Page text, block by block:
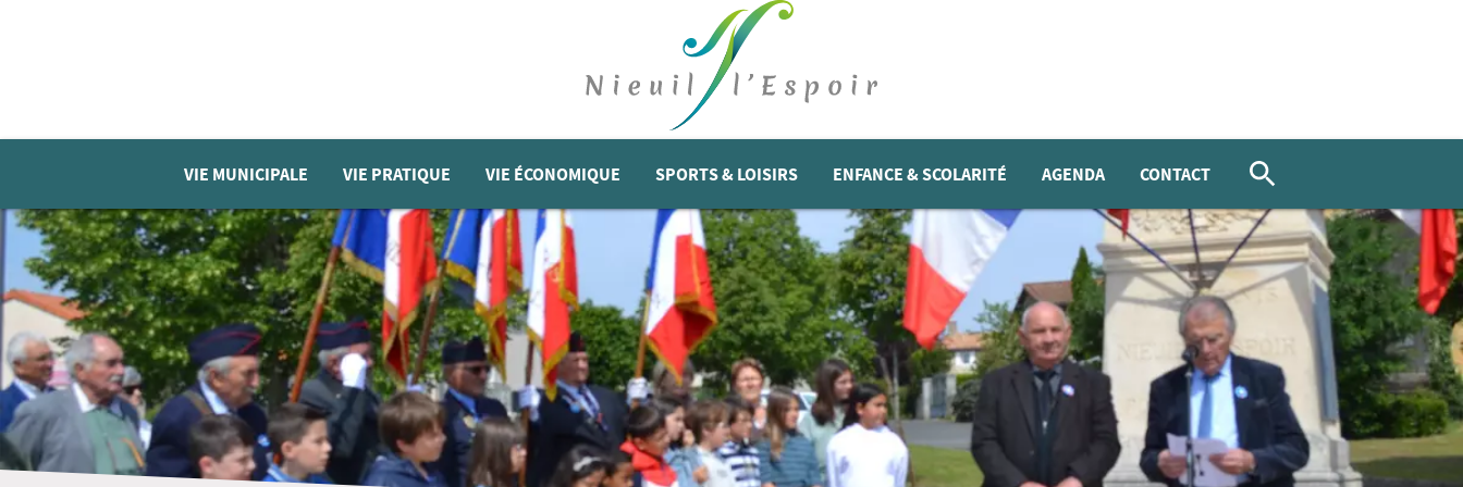
VIE MUNICIPALE VIE PRATIQUE VIE ÉCONOMIQUE SPORTS & LOISIRS ENFANCE & SCOLARITÉ AGENDA CONTACT